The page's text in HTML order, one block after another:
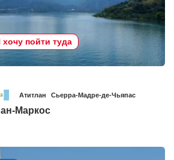
хочу пойти туда
Атитлан Сьерра-Мадре-де-Чьяпас
Маркос